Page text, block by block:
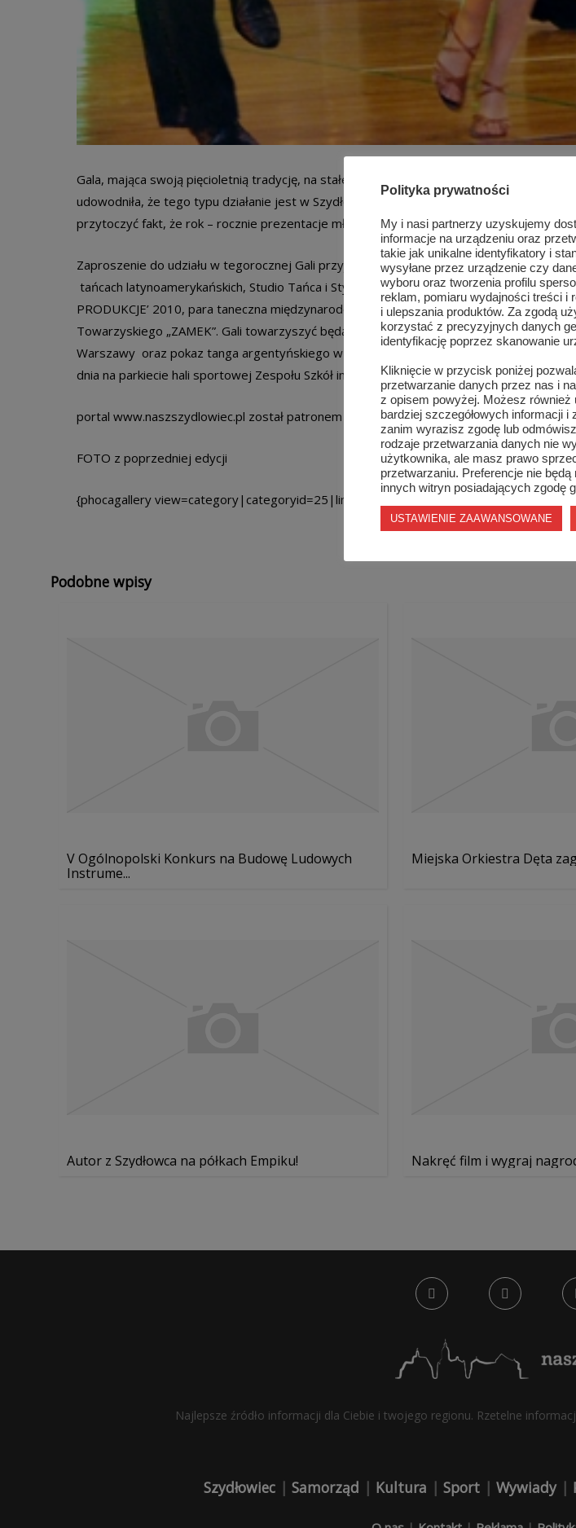
Gala, mająca swoją pięcioletnią tradycję, na stałe wpisała się do kalendarza imprez
udowodniła, że tego typu działanie jest w Szydłowcu bardzo mile widziane. Na
przytoczyć fakt, że rok – rocznie prezentacje młodych tancerzy ogląda ok. 1000 widzów.
Zaproszenie do udziału w tegorocznej Gali przyjęli m.in. Formacja „BRAWKO” z Błonia –
tańcach latynoamerykańskich, Studio Tańca i Stylu „REWANŻ” z Kielc – I-Vice Mistrz
PRODUKCJE’ 2010, para taneczna międzynarodowej klasy „S” Tomasz Kurczyński i Anna
Towarzyskiego „ZAMEK”. Gali towarzyszyć będą pokazy tańców irlandzkich w wykonaniu
Warszawy oraz pokaz tanga argentyńskiego w wykonaniu Piotra Woźniaka i Teresy Ann
dnia na parkiecie hali sportowej Zespołu Szkół im. Jana Pawła II w Szydłowcu
portal www.naszszydlowiec.pl został patronem medialnym „Szóstej Szydłowieckiej Gali
FOTO z poprzedniej edycji
{phocagallery view=category|categoryid=25|limitstart=0|limitcount=4}
Podobne wpisy
V Ogólnopolski Konkurs na Budowę Ludowych
Instrume...
Miejska Orkiestra Dęta
Autor z Szydłowca na półkach Empiku! Nakręć film i wygraj
Najlepsze źródło informacji dla Ciebie i twojego regionu. Rzetelne
Szydłowiec | Samorząd | Kultura | Sport | Wywiady|
Polityka prywatności
My i nasi partnerzy uzyskujemy
informacje na urządzeniu oraz
takie jak unikalne identyfikatory i
wysyłane przez urządzenie czy
wyboru oraz tworzenia profilu
reklam, pomiaru wydajności treści i
i ulepszania produktów. Za zgodą
korzystać z precyzyjnych danych
identyfikację poprzez skanowanie
Kliknięcie w przycisk poniżej
przetwarzanie danych przez nas i
z opisem powyżej. Możesz również
bardziej szczegółowych informacji i
zanim wyrazisz zgodę lub
rodzaje przetwarzania danych nie
użytkownika, ale masz prawo
przetwarzaniu. Preferencje nie będą
innych witryn posiadających zgodę
USTAWIENIE ZAAWANSOWANE